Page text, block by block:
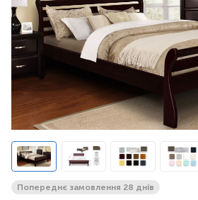
Попереднє замовлення 28 днів